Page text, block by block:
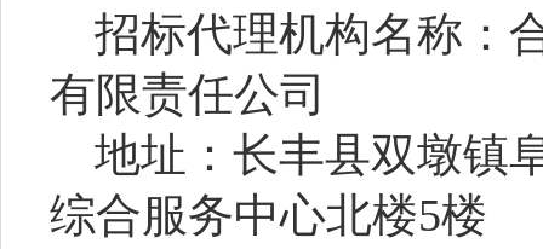
招标代理机构名称：
有限责任公司
地址：长丰县双墩镇
综合服务中心北楼5楼